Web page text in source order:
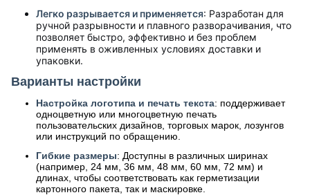
Легко разрывается и применяется: Разработан для
ручной разрывности и плавного разворачивания, что
позволяет быстро, эффективно и без проблем
применять в оживленных условиях доставки и
упаковки.
Варианты настройки
Настройка логотипа и печать текста: поддерживает
одноцветную или многоцветную печать
пользовательских дизайнов, торговых марок, лозунгов
или инструкций по обращению.
Гибкие размеры: Доступны в различных ширинах
(например, 24 мм, 36 мм, 48 мм, 60 мм, 72 мм) и
длинах, чтобы соответствовать как герметизации
картонного пакета, так и маскировке.